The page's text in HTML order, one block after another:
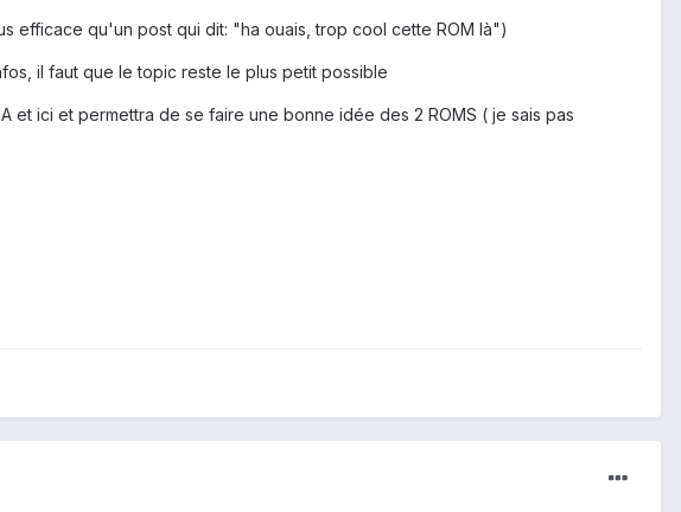
efficace qu'un post qui dit: "ha ouais, trop cool cette ROM là")
il faut que le topic reste le plus petit possible
ici et permettra de se faire une bonne idée des 2 ROMS ( je sais pas